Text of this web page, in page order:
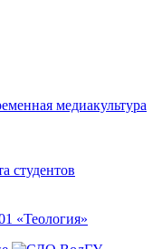
медиакультура
студентов
«Теология»